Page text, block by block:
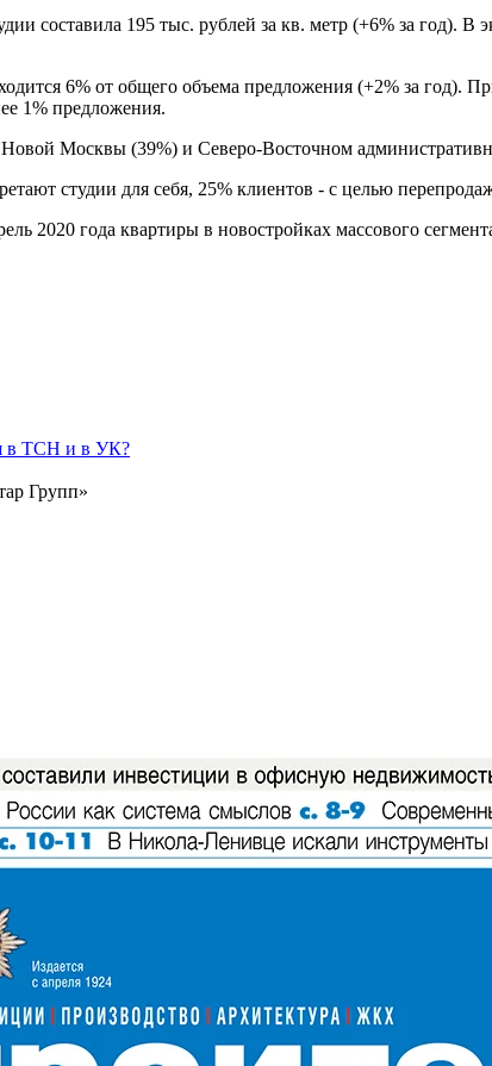
составила 195 тыс. рублей за кв. метр (+6% за год).
6% от общего объема предложения (+2% за год).
1% предложения.
Новой Москвы (39%) и Северо-Восточном
студии для себя, 25% клиентов - с целью
2020 года квартиры в новостройках массового
в ТСН и в УК?
Групп»